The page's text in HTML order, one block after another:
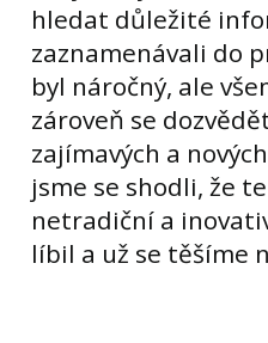
hledat důležité
zaznamenávali do
byl náročný, ale
zároveň se
zajímavých a
jsme se shodli, že
netradiční a
líbil a už se těšíme